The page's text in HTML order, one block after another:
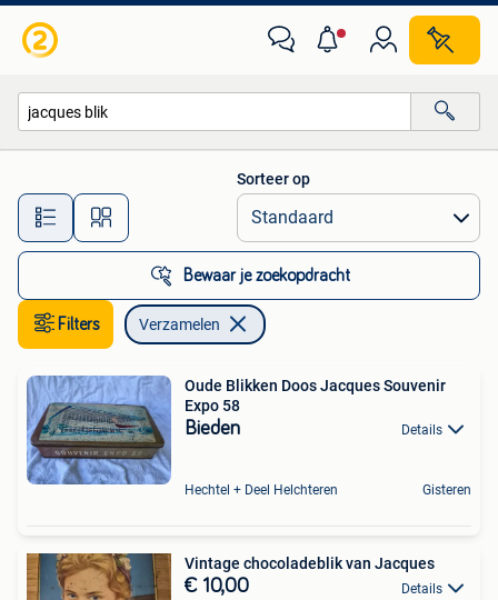
Alle afstanden…
Sorteer op
Bewaar je zoekopdracht
Filters Verzamelen
Oude Blikken Doos Jacques Souvenir
Expo 58
Bieden Details
Hechtel + Deel Helchteren Gisteren
Vintage chocoladeblik van Jacques
€ 10,00 Details